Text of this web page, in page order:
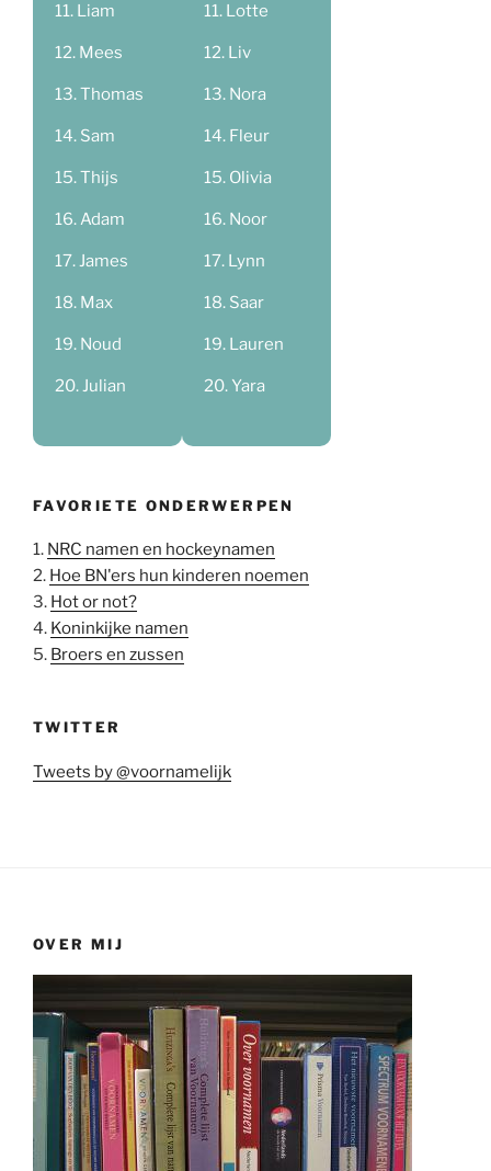
Liam
Mees
Thomas
Sam
Thijs
Adam
James
Max
Noud
Julian
Lotte
Liv
Nora
Fleur
Olivia
Noor
Lynn
Saar
Lauren
Yara
FAVORIETE ONDERWERPEN
1. NRC namen en hockeynamen
2. Hoe BN'ers hun kinderen noemen
3. Hot or not?
4. Koninkijke namen
5. Broers en zussen
TWITTER
Tweets by @voornamelijk
OVER MIJ